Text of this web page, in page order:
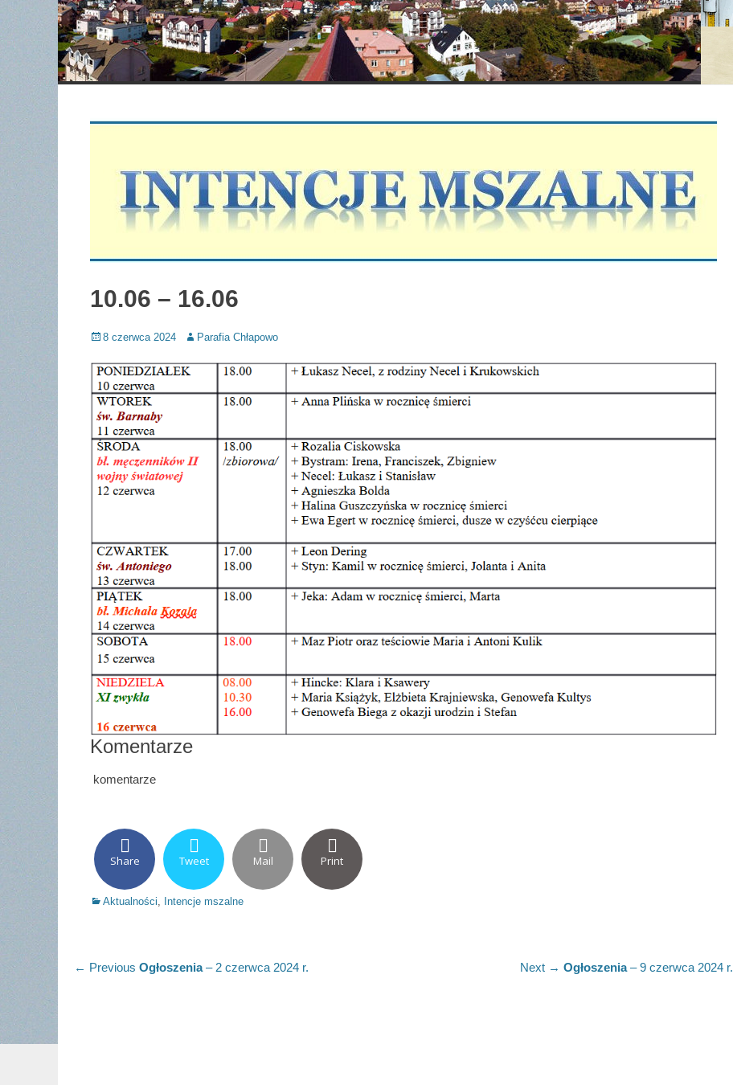
10.06 – 16.06
Posted
8 czerwca 2024 Author
Parafia Chłapowo
Komentarze
komentarze
Share Tweet Mail Print
Categories
Aktualności, Intencje mszalne
Nawigacja
← Previous Previous
Ogłoszenia– 2 czerwca 2024 r. Next → Next
Ogłoszenia– 9 czerwca 2024 r.